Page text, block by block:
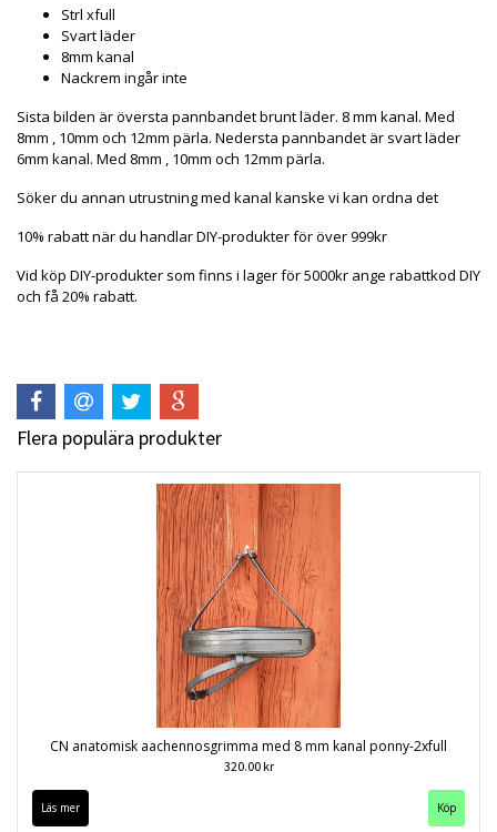
Strl xfull
Svart läder
8mm kanal
Nackrem ingår inte
Sista bilden är översta pannbandet brunt läder. 8 mm kanal. Med
8mm , 10mm och 12mm pärla. Nedersta pannbandet är svart läder
6mm kanal. Med 8mm , 10mm och 12mm pärla.
Söker du annan utrustning med kanal kanske vi kan ordna det
10% rabatt när du handlar DIY-produkter för över 999kr
Vid köp DIY-produkter som finns i lager för 5000kr ange rabattkod DIY
och få 20% rabatt.
Flera populära produkter
CN anatomisk aachennosgrimma med 8 mm kanal ponny-2xfull
320.00 kr
Läs mer Köp